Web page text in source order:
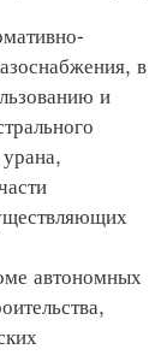
в
и
автономных